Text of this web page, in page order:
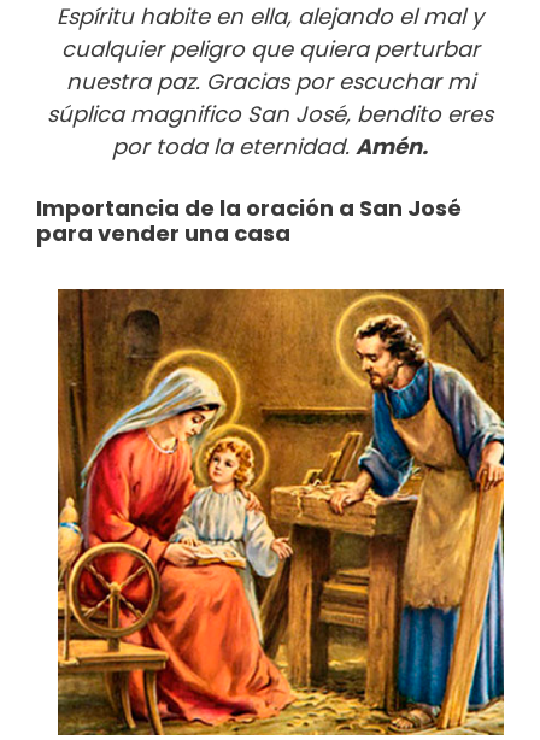
Espíritu habite en ella, alejando el mal y
cualquier peligro que quiera perturbar
nuestra paz. Gracias por escuchar mi
súplica magnifico San José, bendito eres
por toda la eternidad. Amén.
Importancia de la oración a San José
para vender una casa